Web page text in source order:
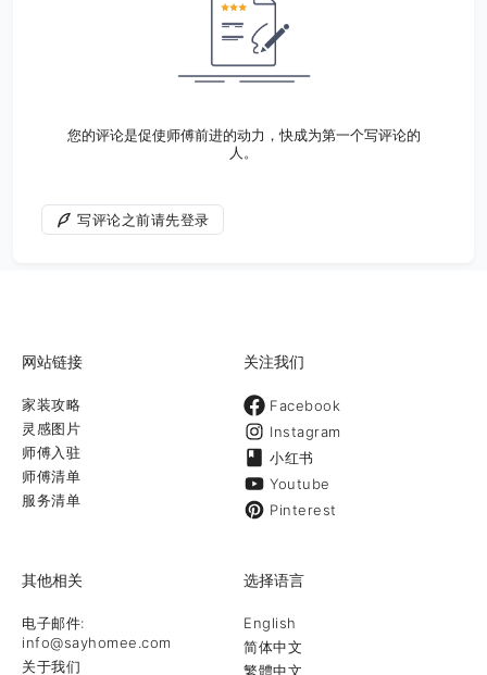
您的评论是促使师傅前进的动力，快成为第一个写评论的
人。
写评论之前请先登录
网站链接
家装攻略
灵感图片
师傅入驻
师傅清单
服务清单
关注我们
Facebook
Instagram
小红书
Youtube
Pinterest
其他相关
电子邮件:
info@sayhomee.com
关于我们
选择语言
English
简体中文
繁體中文